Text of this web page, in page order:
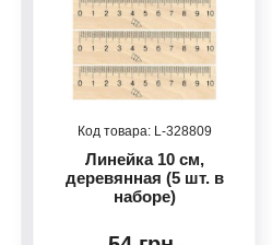
328809
Линейка 10 см,
деревянная (5 шт. в
наборе)